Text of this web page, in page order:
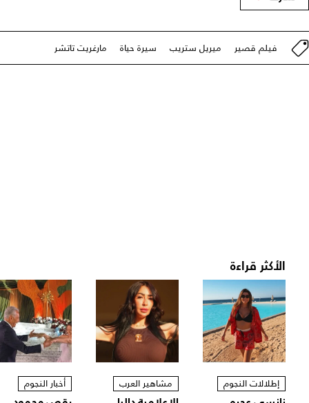
فيلم قصير ميريل ستريب سيرة حياة مارغريت تاتشر
الأكثر قراءة
إطلالات النجوم مشاهير العرب أخبار النجوم